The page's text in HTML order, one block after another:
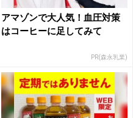
アマゾンで大人気！血圧対策
はコーヒーに足してみて
PR(森永乳業)